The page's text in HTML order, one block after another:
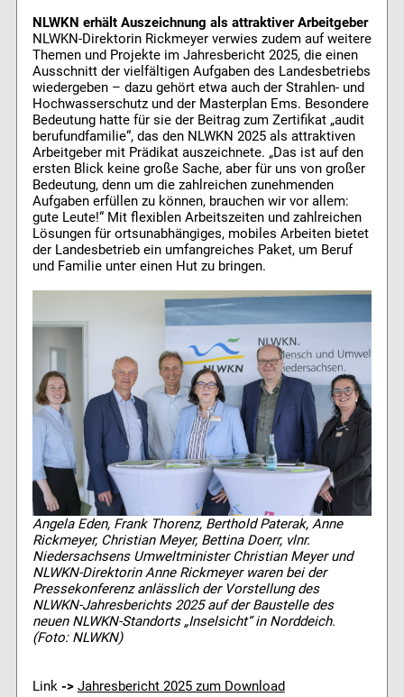
NLWKN erhält Auszeichnung als attraktiver Arbeitgeber
NLWKN-Direktorin Rickmeyer verwies zudem auf weitere
Themen und Projekte im Jahresbericht 2025, die einen
Ausschnitt der vielfältigen Aufgaben des Landesbetriebs
wiedergeben – dazu gehört etwa auch der Strahlen- und
Hochwasserschutz und der Masterplan Ems. Besondere
Bedeutung hatte für sie der Beitrag zum Zertifikat „audit
berufundfamilie“, das den NLWKN 2025 als attraktiven
Arbeitgeber mit Prädikat auszeichnete. „Das ist auf den
ersten Blick keine große Sache, aber für uns von großer
Bedeutung, denn um die zahlreichen zunehmenden
Aufgaben erfüllen zu können, brauchen wir vor allem:
gute Leute!“ Mit flexiblen Arbeitszeiten und zahlreichen
Lösungen für ortsunabhängiges, mobiles Arbeiten bietet
der Landesbetrieb ein umfangreiches Paket, um Beruf
und Familie unter einen Hut zu bringen.
Angela Eden, Frank Thorenz, Berthold Paterak, Anne
Rickmeyer, Christian Meyer, Bettina Doerr, vlnr.
Niedersachsens Umweltminister Christian Meyer und
NLWKN-Direktorin Anne Rickmeyer waren bei der
Pressekonferenz anlässlich der Vorstellung des
NLWKN-Jahresberichts 2025 auf der Baustelle des
neuen NLWKN-Standorts „Inselsicht“ in Norddeich.
(Foto: NLWKN)
Link -> Jahresbericht 2025 zum Download